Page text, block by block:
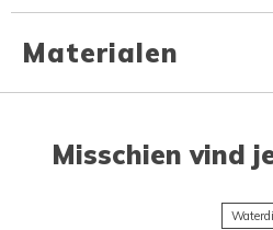
Materialen
Misschien vind